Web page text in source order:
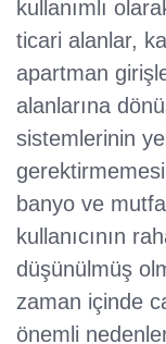
kullanımlı
ticari alanlar,
apartman
alanlarına
sistemlerinin
banyo ve
kullanıcının
düşünülmüş
zaman içinde
önemli